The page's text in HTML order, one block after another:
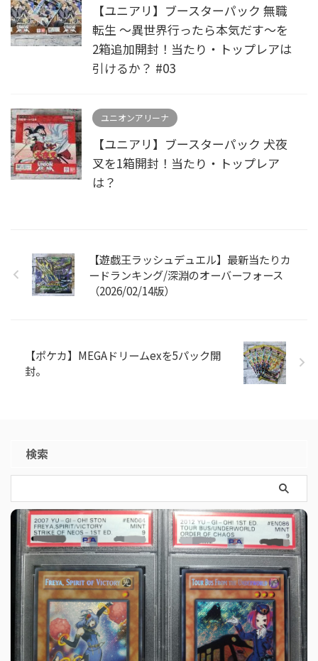
【ユニアリ】ブースターパック 無職
転生 ～異世界行ったら本気だす～を
2箱追加開封！当たり・トップレアは
引けるか？ #03
ユニオンアリーナ
【ユニアリ】ブースターパック 犬夜
叉を1箱開封！当たり・トップレア
は？
【遊戯王ラッシュデュエル】最新当たりカ
ードランキング/深淵のオーバーフォース
（2026/02/14版）
【ポケカ】MEGAドリームexを5パック開
封。
検索